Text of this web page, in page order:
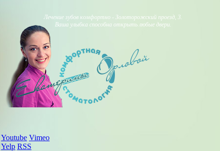
Лечение зубов комфортно - Золоторожский проезд, 3.
Ваша улыбка способна открыть любые двери.
Youtube Vimeo
Yelp RSS